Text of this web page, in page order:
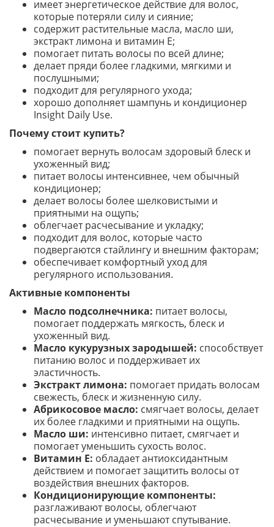
имеет энергетическое действие для волос,
которые потеряли силу и сияние;
содержит растительные масла, масло ши,
экстракт лимона и витамин E;
помогает питать волосы по всей длине;
делает пряди более гладкими, мягкими и
послушными;
подходит для регулярного ухода;
хорошо дополняет шампунь и кондиционер
Insight Daily Use.
Почему стоит купить?
помогает вернуть волосам здоровый блеск и
ухоженный вид;
питает волосы интенсивнее, чем обычный
кондиционер;
делает волосы более шелковистыми и
приятными на ощупь;
облегчает расчесывание и укладку;
подходит для волос, которые часто
подвергаются стайлингу и внешним факторам;
обеспечивает комфортный уход для
регулярного использования.
Активные компоненты
Масло подсолнечника: питает волосы,
помогает поддержать мягкость, блеск и
ухоженный вид.
Масло кукурузных зародышей: способствует
питанию волос и поддерживает их
эластичность.
Экстракт лимона: помогает придать волосам
свежесть, блеск и жизненную силу.
Абрикосовое масло: смягчает волосы, делает
их более гладкими и приятными на ощупь.
Масло ши: интенсивно питает, смягчает и
помогает уменьшить сухость волос.
Витамин E: обладает антиоксидантным
действием и помогает защитить волосы от
воздействия внешних факторов.
Кондиционирующие компоненты:
разглаживают волосы, облегчают
расчесывание и уменьшают спутывание.